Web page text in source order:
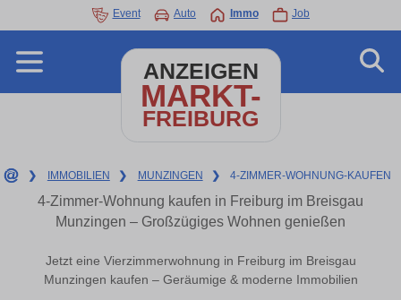
Event Auto Immo Job
ANZEIGEN
MARKT-
FREIBURG
❯ IMMOBILIEN ❯ MUNZINGEN ❯ 4-ZIMMER-WOHNUNG-KAUFEN
4-Zimmer-Wohnung kaufen in Freiburg im Breisgau
Munzingen – Großzügiges Wohnen genießen
Jetzt eine Vierzimmerwohnung in Freiburg im Breisgau
Munzingen kaufen – Geräumige & moderne Immobilien